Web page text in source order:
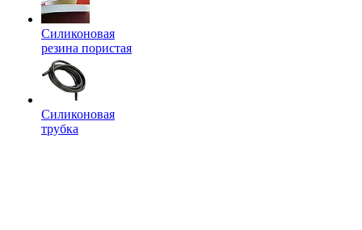
Силиконовая
резина пористая
Силиконовая
трубка